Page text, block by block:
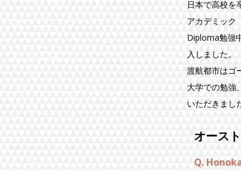
日本で高校を
アカデミック
Diploma勉強
入しました。
渡航都市はゴ
大学での勉強
いただきまし
オース
Q.